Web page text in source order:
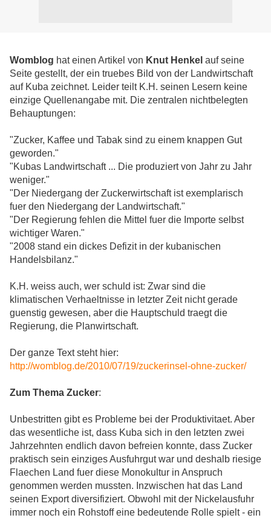
Womblog hat einen Artikel von Knut Henkel auf seine
Seite gestellt, der ein truebes Bild von der Landwirtschaft
auf Kuba zeichnet. Leider teilt K.H. seinen Lesern keine
einzige Quellenangabe mit. Die zentralen nichtbelegten
Behauptungen:
"Zucker, Kaffee und Tabak sind zu einem knappen Gut
geworden."
"Kubas Landwirtschaft ... Die produziert von Jahr zu Jahr
weniger."
"Der Niedergang der Zuckerwirtschaft ist exemplarisch
fuer den Niedergang der Landwirtschaft."
"Der Regierung fehlen die Mittel fuer die Importe selbst
wichtiger Waren."
"2008 stand ein dickes Defizit in der kubanischen
Handelsbilanz."
K.H. weiss auch, wer schuld ist: Zwar sind die
klimatischen Verhaeltnisse in letzter Zeit nicht gerade
guenstig gewesen, aber die Hauptschuld traegt die
Regierung, die Planwirtschaft.
Der ganze Text steht hier:
http://womblog.de/2010/07/19/zuckerinsel-ohne-zucker/
Zum Thema Zucker:
Unbestritten gibt es Probleme bei der Produktivitaet. Aber
das wesentliche ist, dass Kuba sich in den letzten zwei
Jahrzehnten endlich davon befreien konnte, dass Zucker
praktisch sein einziges Ausfuhrgut war und deshalb riesige
Flaechen Land fuer diese Monokultur in Anspruch
genommen werden mussten. Inzwischen hat das Land
seinen Export diversifiziert. Obwohl mit der Nickelausfuhr
immer noch ein Rohstoff eine bedeutende Rolle spielt - ein